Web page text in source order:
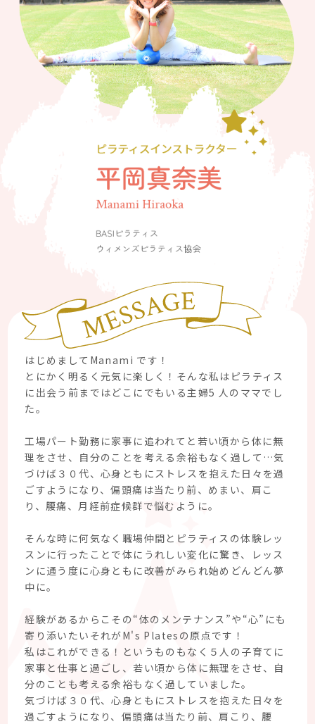
はじめましてManami です！
とにかく明るく元気に楽しく！そんな私はピラティス
に出会う前まではどこにでもいる主婦5 人のママでし
た。
工場パート勤務に家事に追われてと若い頃から体に無
理をさせ、自分のことを考える余裕もなく過して…気
づけば３０代、心身ともにストレスを抱えた日々を過
ごすようになり、偏頭痛は当たり前、めまい、肩こ
り、腰痛、月経前症候群で悩むように。
そんな時に何気なく職場仲間とピラティスの体験レッ
スンに行ったことで体にうれしい変化に驚き、レッス
ンに通う度に心身ともに改善がみられ始めどんどん夢
中に。
経験があるからこその“体のメンテナンス”や“心”にも
寄り添いたいそれがM's Platesの原点です！
私はこれができる！というものもなく５人の子育てに
家事と仕事と過ごし、若い頃から体に無理をさせ、自
分のことも考える余裕もなく過していました。
気づけば３０代、心身ともにストレスを抱えた日々を
過ごすようになり、偏頭痛は当たり前、肩こり、腰